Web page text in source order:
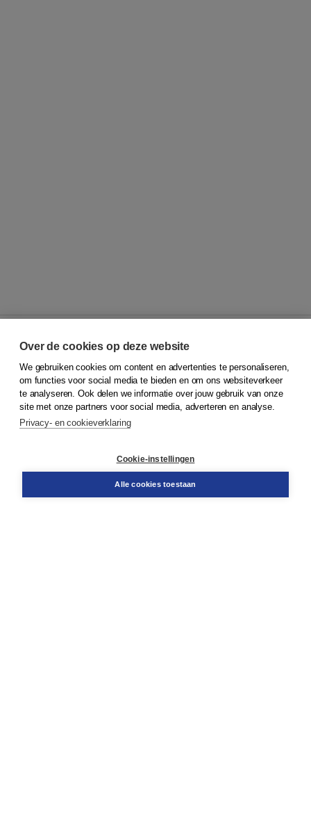
© 2026Koninklijke Boom uitgevers
Klantenservice
Service & informatie
Contact
Over de cookies op deze website
We gebruiken cookies om content en advertenties te personaliseren,
om functies voor social media te bieden en om ons websiteverkeer
te analyseren. Ook delen we informatie over jouw gebruik van onze
site met onze partners voor social media, adverteren en analyse.
Privacy- en cookieverklaring
Cookie-instellingen
Alle cookies toestaan